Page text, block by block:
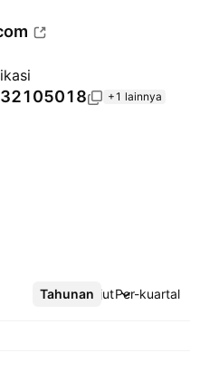
+1 lainnya
Tahunan Per-kuartal
Lebih lanjut